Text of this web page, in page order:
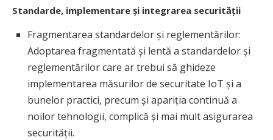
Standarde, implementare și integrarea securității
Fragmentarea standardelor și reglementărilor:
Adoptarea fragmentată și lentă a standardelor și
reglementărilor care ar trebui să ghideze
implementarea măsurilor de securitate IoT și a
bunelor practici, precum și apariția continuă a
noilor tehnologii, complică și mai mult asigurarea
securității.